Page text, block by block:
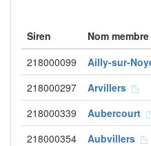
Siren Nom membre
218000099
Ailly-sur-
218000297 Arvillers
218000339 Aubercourt
218000354 Aubvillers